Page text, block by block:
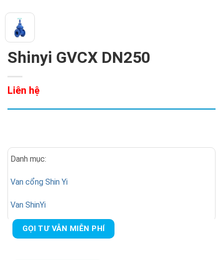
Shinyi GVCX DN250
Liên hệ
Danh mục:
Van cổng Shin Yi
Van ShinYi
GỌI TƯ VẪN MIỄN PHÍ